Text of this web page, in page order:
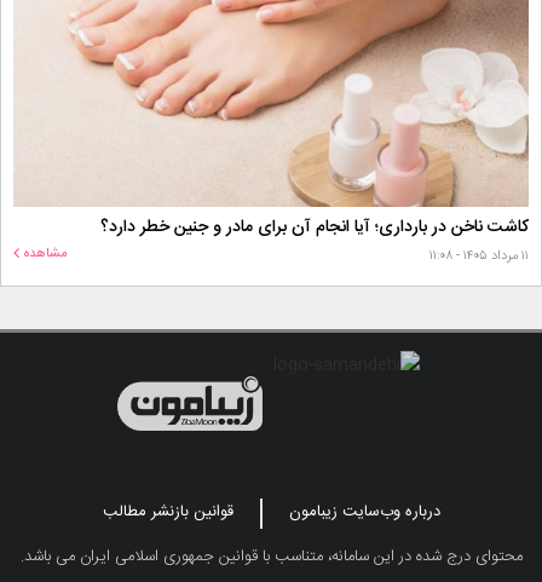
کاشت ناخن در بارداری؛ آیا انجام آن برای مادر و جنین خطر دارد؟
۱۱ مرداد ۱۴۰۵ - ۱۱:۰۸ مشاهده
درباره وب‌سایت زیبامون
قوانین بازنشر مطالب
محتوای درج شده در این سامانه، متناسب با قوانین جمهوری اسلامی ایران می باشد.